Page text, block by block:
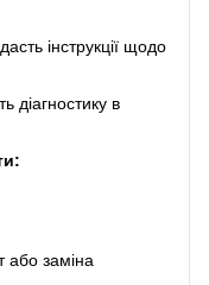
інструкції щодо
діагностику в
або заміна